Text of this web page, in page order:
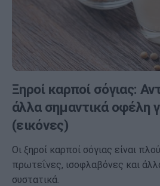
Ξηροί καρποί σόγιας:
άλλα σημαντικά οφέλη
(εικόνες)
Οι ξηροί καρποί σόγιας είναι
πρωτεΐνες, ισοφλαβόνες και
συστατικά.